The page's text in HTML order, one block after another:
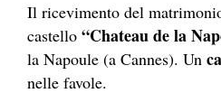
Il ricevimento del
castello “Chateau de la
la Napoule (a Cannes). Un
nelle favole.